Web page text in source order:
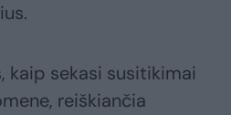
kaip sekasi susitikimai
reiškiančia